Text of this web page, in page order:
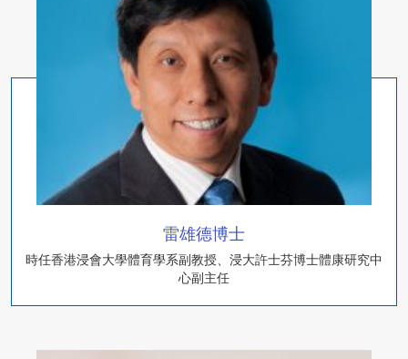
雷雄德博士
時任香港浸會大學體育學系副教授、浸大許士芬博士體康研究中
心副主任